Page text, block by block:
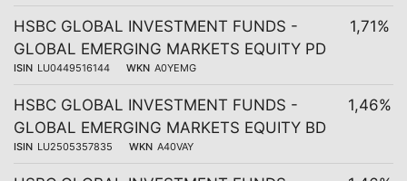
HSBC GLOBAL INVESTMENT FUNDS -
GLOBAL EMERGING MARKETS EQUITY PD
ISIN LU0449516144 WKN A0YEMG
1,71%
HSBC GLOBAL INVESTMENT FUNDS -
GLOBAL EMERGING MARKETS EQUITY BD
ISIN LU2505357835 WKN A40VAY
1,46%